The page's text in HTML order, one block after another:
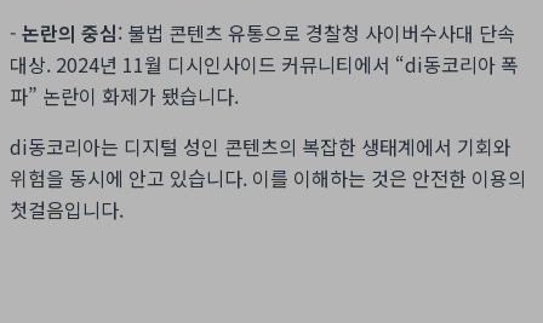
- 논란의 중심: 불법 콘텐츠 유통으로 경찰청 사이버수사대 단속
대상. 2024년 11월 디시인사이드 커뮤니티에서 “di동코리아 폭
파” 논란이 화제가 됐습니다.
di동코리아는 디지털 성인 콘텐츠의 복잡한 생태계에서 기회와
위험을 동시에 안고 있습니다. 이를 이해하는 것은 안전한 이용의
첫걸음입니다.